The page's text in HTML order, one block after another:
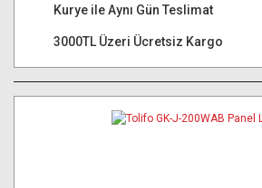
Kurye ile Aynı Gün Teslimat
3000TL Üzeri Ücretsiz Kargo